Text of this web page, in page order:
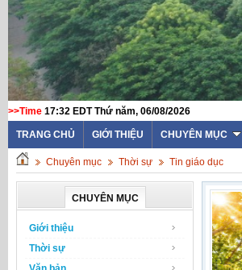
>>Time 17:32 EDT Thứ năm, 06/08/2026
TRANG CHỦ
GIỚI THIỆU CHUYÊN MỤC
Chuyên mục Thời sự Tin giáo dục
CHUYÊN MỤC
Giới thiệu
Thời sự